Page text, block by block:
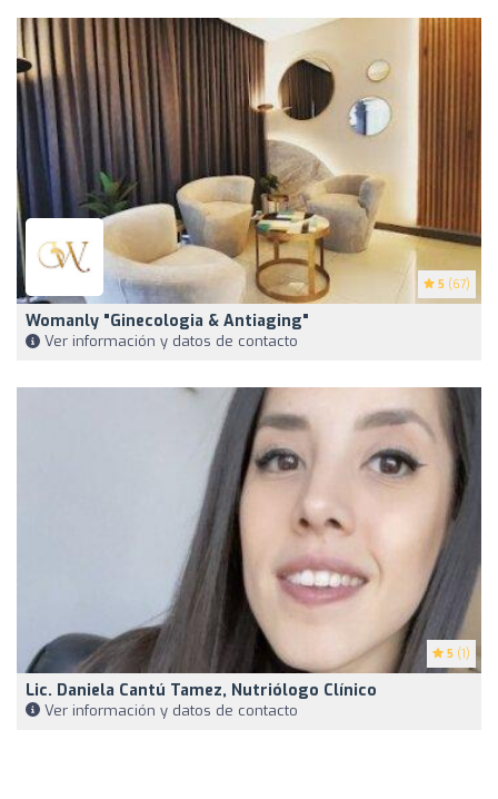
5 (67)
Womanly "Ginecologia & Antiaging"
Ver información y datos de contacto
5 (1)
Lic. Daniela Cantú Tamez, Nutriólogo Clínico
Ver información y datos de contacto